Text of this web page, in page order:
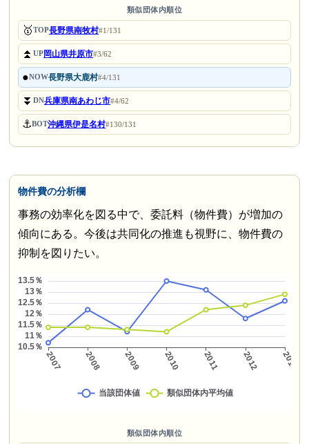
類似団体内順位
🥇TOP長野県南牧村#1/131
⏫UP岡山県井原市#3/62
●NOW長野県大鹿村#4/131
⏬DN兵庫県南あわじ市#4/62
⚓BOT沖縄県伊是名村#130/131
物件費の分析欄
事務の効率化を図る中で、委託料（物件費）が増加の
傾向にある。今後は共同化の推進も視野に、物件費の
抑制を図りたい。
類似団体内順位